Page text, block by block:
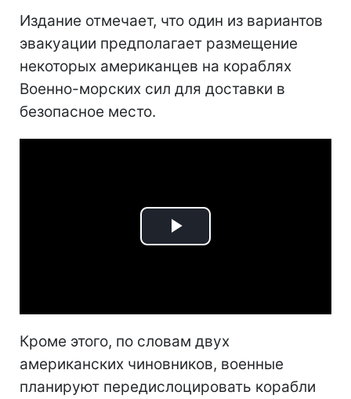
Издание отмечает, что один из вариантов
эвакуации предполагает размещение
некоторых американцев на кораблях
Военно-морских сил для доставки в
безопасное место.
Play
Кроме этого, по словам двух
американских чиновников, военные
планируют передислоцировать корабли